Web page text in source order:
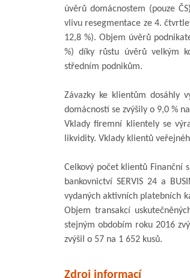
úvěrů domácnostem (pouze
vlivu resegmentace ze 4.
12,8 %). Objem úvěrů
%) díky růstu úvěrů velkým
středním podnikům.
Závazky ke klientům dosáhly
domácností se zvýšily o 9,0 %
Vklady firemní klientely se
likvidity. Vklady klientů
Celkový počet klientů Finanční
bankovnictví SERVIS 24 a
vydaných aktivních platebních
Objem transakcí
stejným obdobím roku 2016
zvýšil o 57 na 1 652 kusů.
Zdroj informací